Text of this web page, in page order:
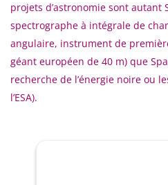
projets d’astronomie sont autant
spectrographe à intégrale de
angulaire, instrument de
géant européen de 40 m) que
recherche de l’énergie noire ou
l’ESA).